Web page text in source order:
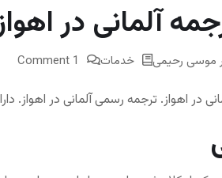
آلمانی در
موسی رحیمی خدمات 1 Comment
در اهواز. ترجمه رسمی آلمانی در اهواز.